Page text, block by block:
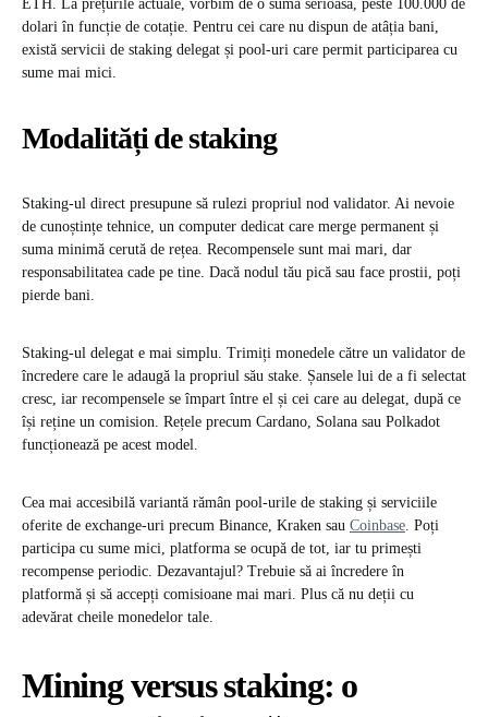
ETH. La prețurile actuale, vorbim de o sumă serioasă, peste 100.000 de
dolari în funcție de cotație. Pentru cei care nu dispun de atâția bani,
există servicii de staking delegat și pool-uri care permit participarea cu
sume mai mici.
Modalități de staking
Staking-ul direct presupune să rulezi propriul nod validator. Ai nevoie
de cunoștințe tehnice, un computer dedicat care merge permanent și
suma minimă cerută de rețea. Recompensele sunt mai mari, dar
responsabilitatea cade pe tine. Dacă nodul tău pică sau face prostii, poți
pierde bani.
Staking-ul delegat e mai simplu. Trimiți monedele către un validator de
încredere care le adaugă la propriul său stake. Șansele lui de a fi selectat
cresc, iar recompensele se împart între el și cei care au delegat, după ce
își reține un comision. Rețele precum Cardano, Solana sau Polkadot
funcționează pe acest model.
Cea mai accesibilă variantă rămân pool-urile de staking și serviciile
oferite de exchange-uri precum Binance, Kraken sau Coinbase. Poți
participa cu sume mici, platforma se ocupă de tot, iar tu primești
recompense periodic. Dezavantajul? Trebuie să ai încredere în
platformă și să accepți comisioane mai mari. Plus că nu deții cu
adevărat cheile monedelor tale.
Mining versus staking: o